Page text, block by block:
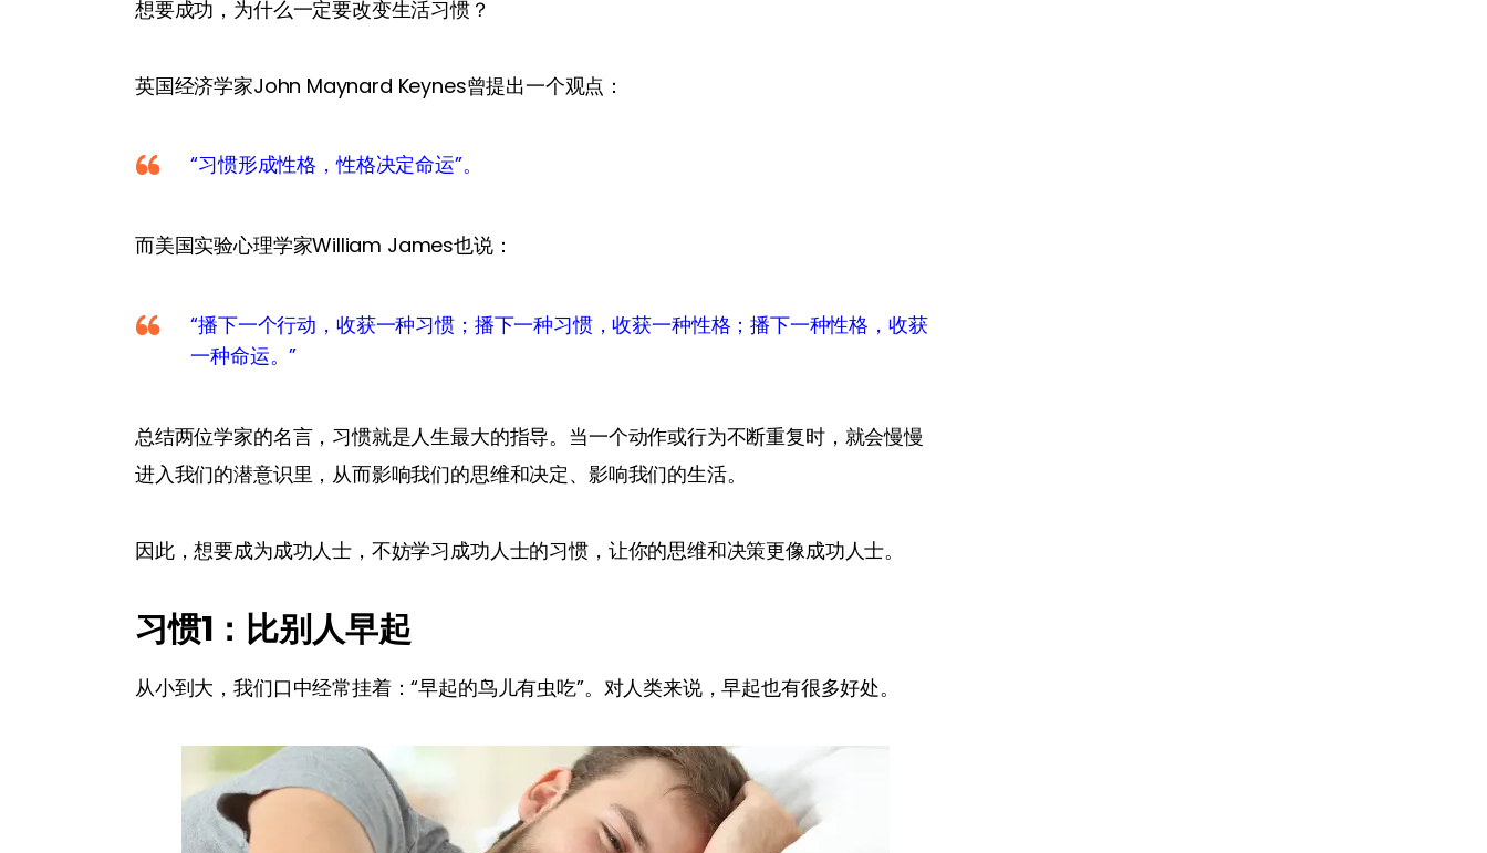
想要成功，为什么一定要改变生活习惯？
英国经济学家John Maynard Keynes曾提出一个观点：
“习惯形成性格，性格决定命运”。
而美国实验心理学家William James也说：
“播下一个行动，收获一种习惯；播下一种习惯，收获一种性格；播下一种性格，收获
一种命运。”
总结两位学家的名言，习惯就是人生最大的指导。当一个动作或行为不断重复时，就会慢慢
进入我们的潜意识里，从而影响我们的思维和决定、影响我们的生活。
因此，想要成为成功人士，不妨学习成功人士的习惯，让你的思维和决策更像成功人士。
习惯1 ：比别人早起
从小到大，我们口中经常挂着：“早起的鸟儿有虫吃”。对人类来说，早起也有很多好处。